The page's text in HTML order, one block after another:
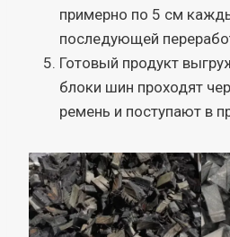
примерно по 5 см
последующей
Готовый продукт
блоки шин проходят
ремень и поступают в